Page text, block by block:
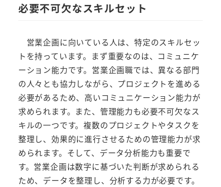
必要不可欠なスキルセット
営業企画に向いている人は、特定のスキルセッ
トを持っています。まず重要なのは、コミュニケ
ーション能力です。営業企画職では、異なる部門
の人々とも協力しながら、プロジェクトを進める
必要があるため、高いコミュニケーション能力が
求められます。また、管理能力も必要不可欠なス
キルの一つです。複数のプロジェクトやタスクを
整理し、効果的に進行させるための管理能力が求
められます。そして、データ分析能力も重要で
す。営業企画は数字に基づいた判断が求められる
ため、データを整理し、分析する力が必要です。